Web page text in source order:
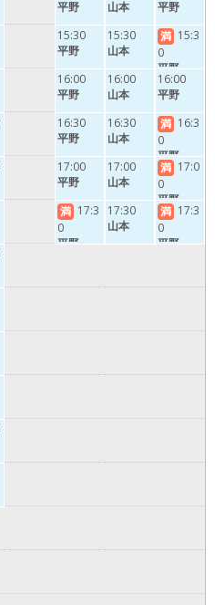
平野
15:30
平野
16:00
平野
16:30
平野
17:00
平野
満 17:3
0
平野
山本
15:30
山本
16:00
山本
16:30
山本
17:00
山本
17:30
山本
平野
満 15:3
0
平野
16:00
平野
満 16:3
0
平野
満 17:0
0
平野
満 17:3
0
平野